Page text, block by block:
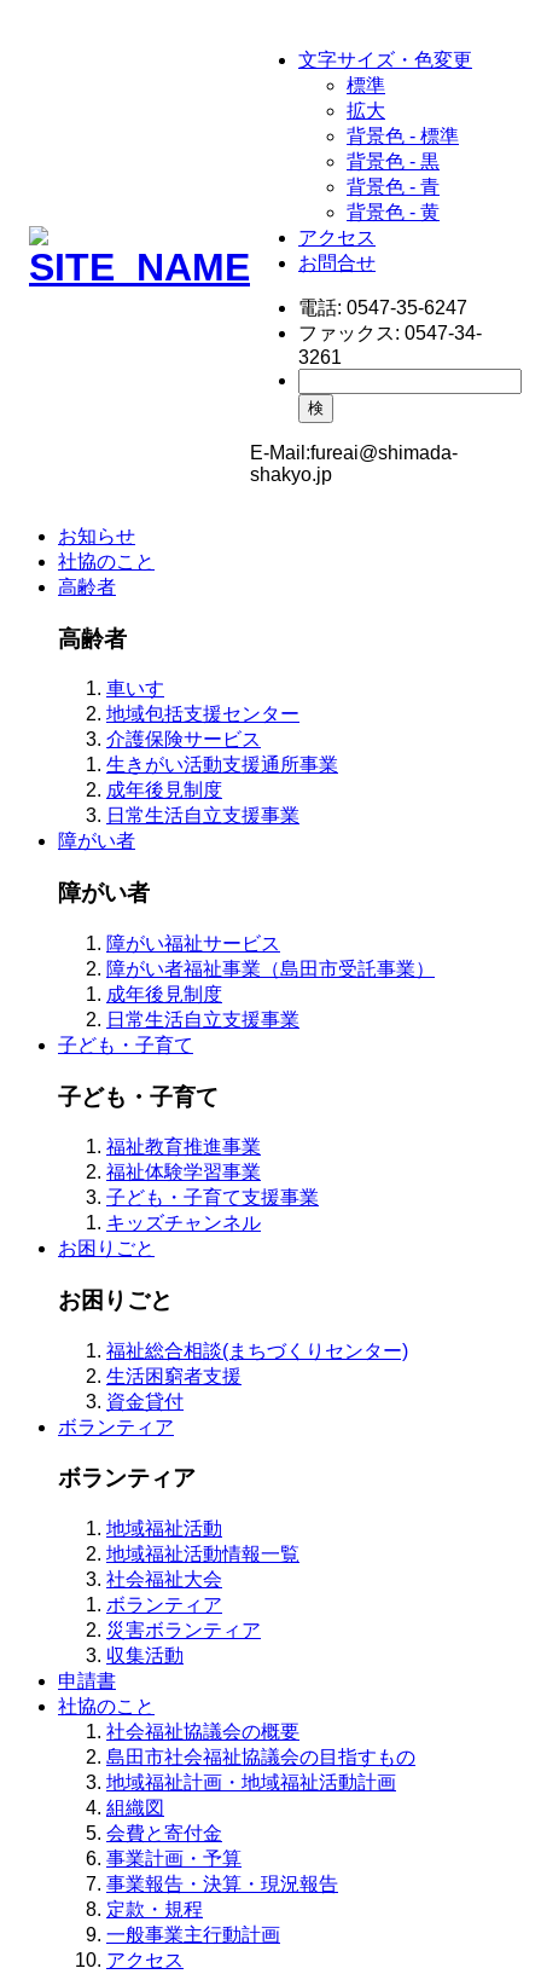
文字サイズ・色変更
標準
拡大
背景色 - 標準
背景色 - 黒
背景色 - 青
背景色 - 黄
アクセス
お問合せ
電話: 0547-35-6247
ファックス: 0547-34-
3261
検
E-Mail:fureai@shimada-
shakyo.jp
お知らせ
社協のこと
高齢者
高齢者
車いす
地域包括支援センター
介護保険サービス
生きがい活動支援通所事業
成年後見制度
日常生活自立支援事業
障がい者
障がい者
障がい福祉サービス
障がい者福祉事業（島田市受託事業）
成年後見制度
日常生活自立支援事業
子ども・子育て
子ども・子育て
福祉教育推進事業
福祉体験学習事業
子ども・子育て支援事業
キッズチャンネル
お困りごと
お困りごと
福祉総合相談(まちづくりセンター)
生活困窮者支援
資金貸付
ボランティア
ボランティア
地域福祉活動
地域福祉活動情報一覧
社会福祉大会
ボランティア
災害ボランティア
収集活動
申請書
社協のこと
社会福祉協議会の概要
島田市社会福祉協議会の目指すもの
地域福祉計画・地域福祉活動計画
組織図
会費と寄付金
事業計画・予算
事業報告・決算・現況報告
定款・規程
一般事業主行動計画
アクセス